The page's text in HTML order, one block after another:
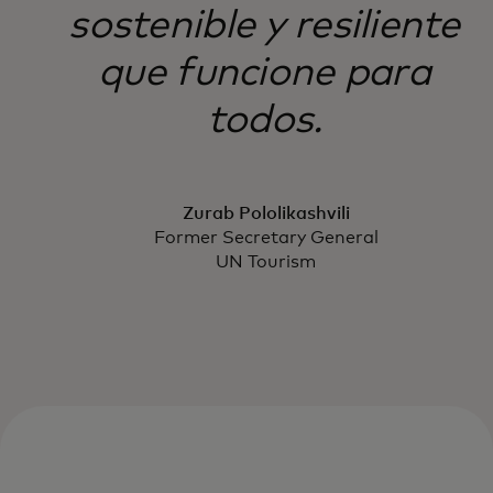
sostenible y resiliente
que funcione para
todos.
Zurab Pololikashvili
Former Secretary General
UN Tourism